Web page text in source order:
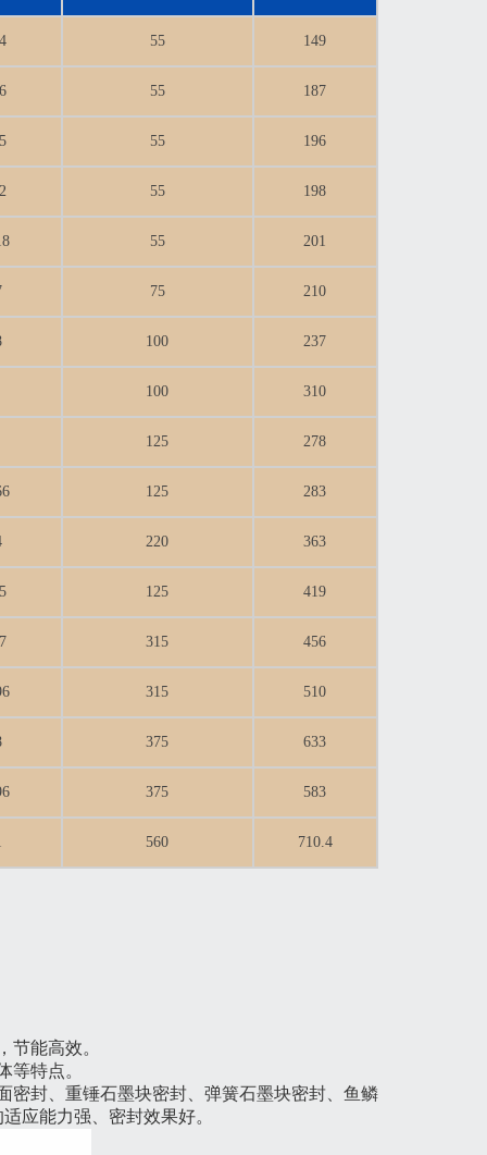
55 149
55 187
55 196
55 198
55 201
75 210
100 237
100 310
125 278
125 283
220 363
125 419
315 456
315 510
375 633
375 583
560 710.4
能高效。
特点。
密封、重锤石墨块密封、弹簧石墨块密封、鱼鳞
应能力强、密封效果好。